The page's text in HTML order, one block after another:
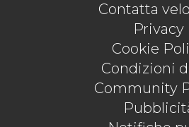
Contatta
Privacy
Cookie
Condizioni
Community